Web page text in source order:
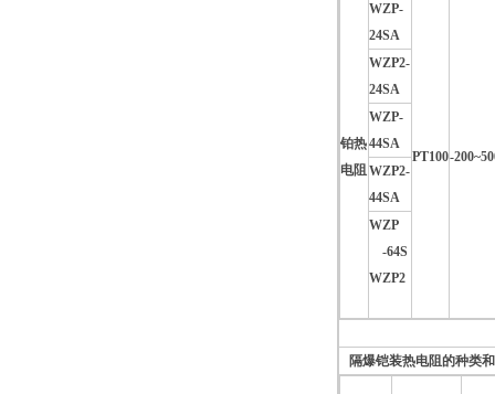
铂热
电阻
WZP-
24SA
PT100-
WZP2-
24SA
WZP-
44SA
WZP2-
44SA
WZP
-64S
WZP2
隔爆铠装热电阻的种类